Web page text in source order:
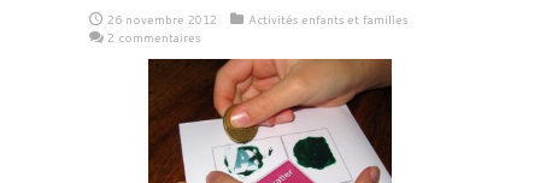
26 novembre 2012
Activités enfants et familles
2 commentaires